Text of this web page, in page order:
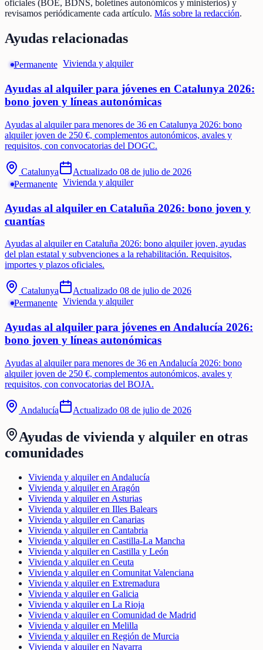
oficiales (BOE, BDNS, boletines autonómicos y ministerios) y
revisamos periódicamente cada artículo. Más sobre la redacción.
Ayudas relacionadas
Permanente Vivienda y alquiler
Ayudas al alquiler para jóvenes en Catalunya 2026:
bono joven y líneas autonómicas
Ayudas al alquiler para menores de 36 en Catalunya 2026: bono
alquiler joven de 250 €, complementos autonómicos, avales y
requisitos, con convocatorias del DOGC.
Catalunya Actualizado 08 de julio de 2026
Permanente Vivienda y alquiler
Ayudas al alquiler en Cataluña 2026: bono joven y
cuantías
Ayudas al alquiler en Cataluña 2026: bono alquiler joven, ayudas
del plan estatal y subvenciones a la rehabilitación. Requisitos,
importes y plazos oficiales.
Catalunya Actualizado 08 de julio de 2026
Permanente Vivienda y alquiler
Ayudas al alquiler para jóvenes en Andalucía 2026:
bono joven y líneas autonómicas
Ayudas al alquiler para menores de 36 en Andalucía 2026: bono
alquiler joven de 250 €, complementos autonómicos, avales y
requisitos, con convocatorias del BOJA.
Andalucía Actualizado 08 de julio de 2026
Ayudas de vivienda y alquiler en otras
comunidades
Vivienda y alquiler en Andalucía
Vivienda y alquiler en Aragón
Vivienda y alquiler en Asturias
Vivienda y alquiler en Illes Balears
Vivienda y alquiler en Canarias
Vivienda y alquiler en Cantabria
Vivienda y alquiler en Castilla-La Mancha
Vivienda y alquiler en Castilla y León
Vivienda y alquiler en Ceuta
Vivienda y alquiler en Comunitat Valenciana
Vivienda y alquiler en Extremadura
Vivienda y alquiler en Galicia
Vivienda y alquiler en La Rioja
Vivienda y alquiler en Comunidad de Madrid
Vivienda y alquiler en Melilla
Vivienda y alquiler en Región de Murcia
Vivienda y alquiler en Navarra